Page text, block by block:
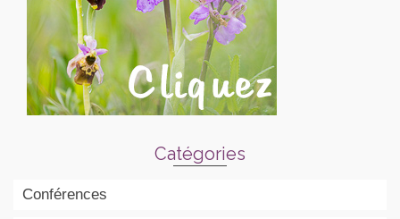
Catégories
Conférences